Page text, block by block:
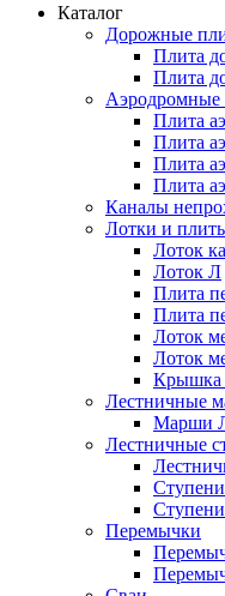
Каталог
Дорожные
Плита
Плита
Аэродромные
Плита
Плита
Плита
Плита
Каналы
Лотки и
Лоток
Лоток Л
Плита
Плита
Лоток
Лоток
Крышка
Лестничные
Марши
Лестничные
Перемычки